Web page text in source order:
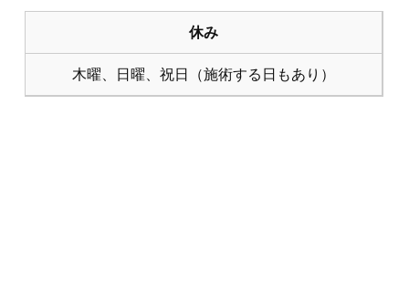
休み
木曜、日曜、祝日（施術する日もあり）